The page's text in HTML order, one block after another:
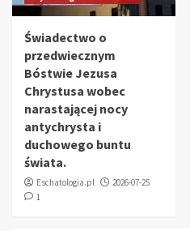
Świadectwo o
przedwiecznym
Bóstwie Jezusa
Chrystusa wobec
narastającej nocy
antychrysta i
duchowego buntu
świata.
Eschatologia.pl
2026-07-25
1